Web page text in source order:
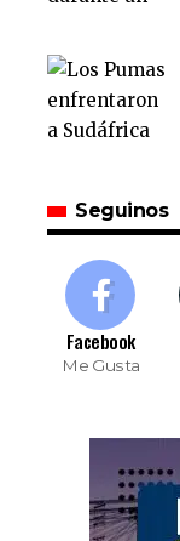
Seguinos
Facebook
Me Gusta